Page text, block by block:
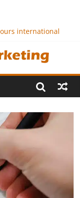
international
se
moteur de
au service